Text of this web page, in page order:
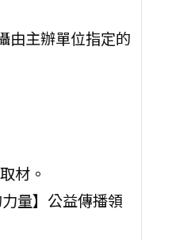
主辦單位指定的
材。
量】公益傳播領